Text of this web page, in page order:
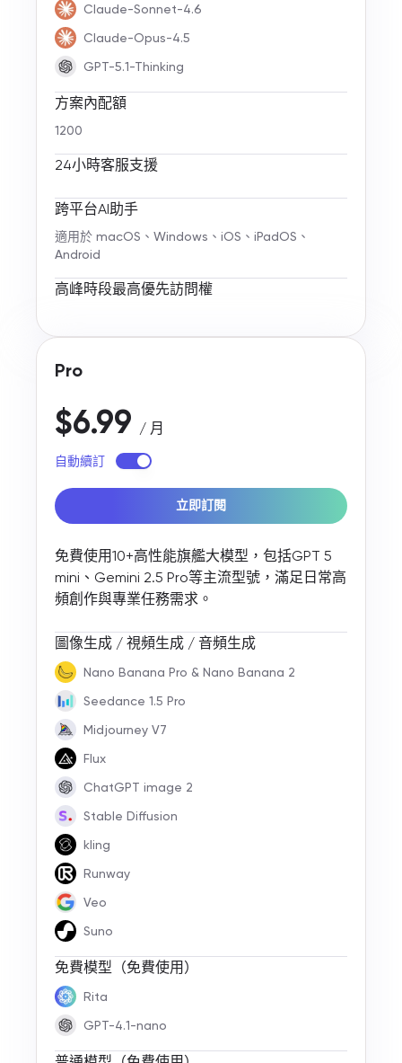
Claude-Sonnet-4.6
Claude-Opus-4.5
GPT-5.1-Thinking
方案內配額
1200
24小時客服支援
跨平台AI助手
適用於 macOS、Windows、iOS、iPadOS、
Android
高峰時段最高優先訪問權
Pro
$6.99 / 月
自動續訂
立即訂閱
免費使用10+高性能旗艦大模型，包括GPT 5
mini、Gemini 2.5 Pro等主流型號，滿足日常高
頻創作與專業任務需求。
圖像生成 / 視頻生成 / 音頻生成
Nano Banana Pro & Nano Banana 2
Seedance 1.5 Pro
Midjourney V7
Flux
ChatGPT image 2
Stable Diffusion
kling
Runway
Veo
Suno
免費模型（免費使用）
Rita
GPT-4.1-nano